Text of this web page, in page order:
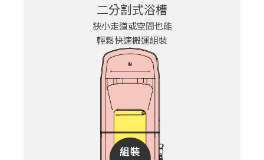
二分割式浴槽
狹小走道或空間也能
輕鬆快速搬運組裝